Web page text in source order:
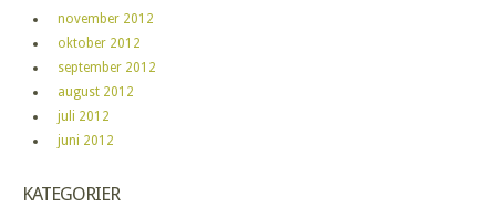
november 2012
oktober 2012
september 2012
august 2012
juli 2012
juni 2012
KATEGORIER